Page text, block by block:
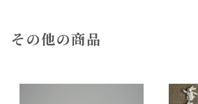
その他の商品